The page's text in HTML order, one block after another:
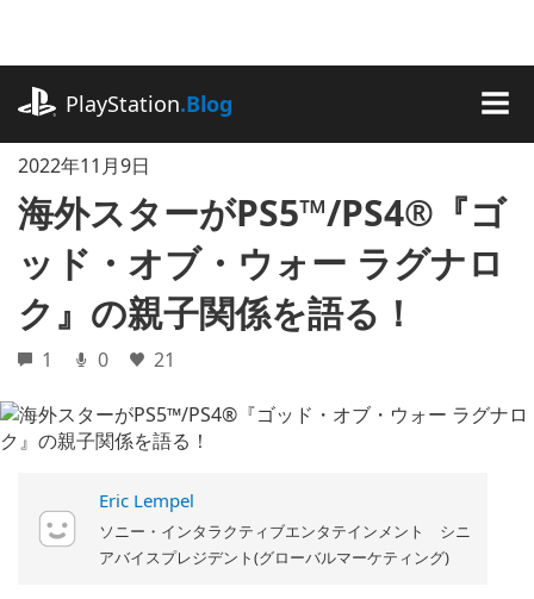
に
ッ
PlayStation.Blog
2022年11月9日
海外スターがPS5™/PS4®『ゴ
ッド・オブ・ウォー ラグナロ
ク』の親子関係を語る！
1 0 21
Eric Lempel
ソニー・インタラクティブエンタテインメント シニ
アバイスプレジデント(グローバルマーケティング)